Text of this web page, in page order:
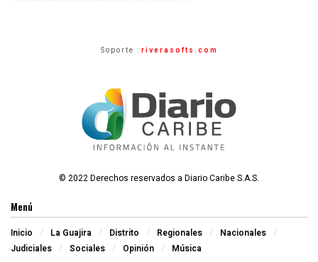
Soporte : riverasofts.com
© 2022 Derechos reservados a Diario Caribe S.A.S.
Menú
Inicio La Guajira Distrito Regionales
Nacionales
Judiciales
Sociales Opinión Música